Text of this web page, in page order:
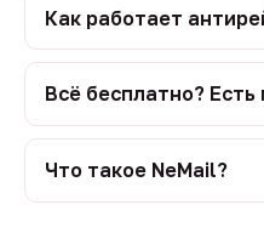
Как работает
Всё бесплатно? Есть
Что такое NeMail?